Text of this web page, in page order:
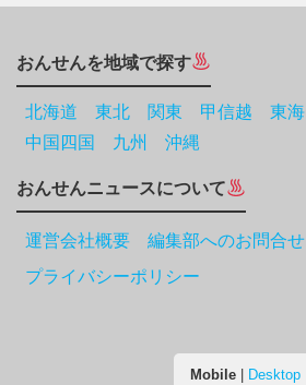
おんせんを地域で探す
北海道 東北 関東 甲信越 東海
中国四国
九州 沖縄
おんせんニュースについて
運営会社概要 編集部へのお問合せ
プライバシーポリシー
Mobile| Desktop